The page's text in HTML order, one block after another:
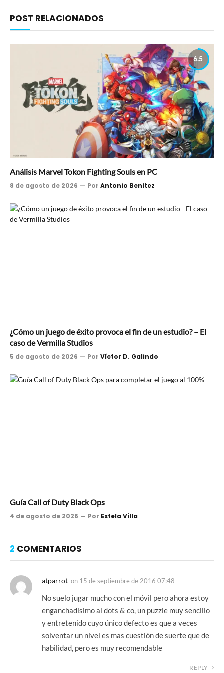
POST RELACIONADOS
6.5
Análisis Marvel Tokon Fighting Souls en PC
8 de agosto de 2026 Por Antonio Benítez
¿Cómo un juego de éxito provoca el fin de un estudio? – El
caso de Vermilla Studios
5 de agosto de 2026 Por Víctor D. Galindo
Guía Call of Duty Black Ops
4 de agosto de 2026 Por Estela Villa
2 COMENTARIOS
atparrot on 15 de septiembre de 2016 07:48
No suelo jugar mucho con el móvil pero ahora estoy
enganchadisimo al dots & co, un puzzle muy sencillo
y entretenido cuyo único defecto es que a veces
solventar un nivel es mas cuestión de suerte que de
habilidad, pero es muy recomendable
REPLY